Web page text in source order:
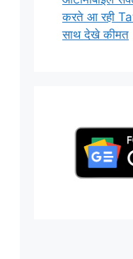
करते आ रही
साथ देखे कीमत